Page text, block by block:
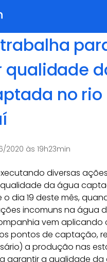
qualidade
no rio
2020 às 19h23min
diversas
da água
o dia 19 deste mês,
incomuns na água
vem aplicando
pontos de captação,
a produção nas
garantir a qualidade da